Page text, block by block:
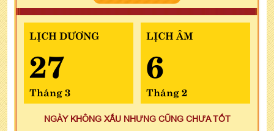
LỊCH DƯƠNG
27
Tháng 3
LỊCH ÂM
6
Tháng 2
NGÀY KHÔNG XẤU NHƯNG CŨNG CHƯA TỐT